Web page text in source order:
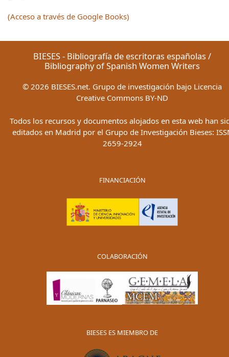
(Acceso a través de Google Books)
BIESES - Bibliografía de escritoras españolas /
Bibliography of Spanish Women Writers
© 2026 BIESES.net. Grupo de investigación bajo Licencia
Creative Commons BY-ND
Todos los recursos y documentos alojados en esta web han
editados en Madrid por el Grupo de Investigación Bieses:
2659-2924
FINANCIACIÓN
COLABORACIÓN
BIESES ES MIEMBRO DE